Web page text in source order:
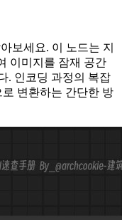
보세요. 이 노드는 지
이미지를 잠재 공간
. 인코딩 과정의 복잡
변환하는 간단한 방